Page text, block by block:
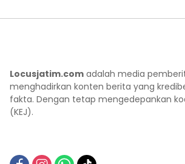
Locusjatim.com adalah media
menghadirkan konten berita yang
fakta. Dengan tetap mengedepankan
(KEJ).